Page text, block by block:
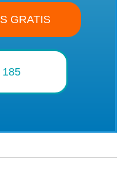
GRATIS